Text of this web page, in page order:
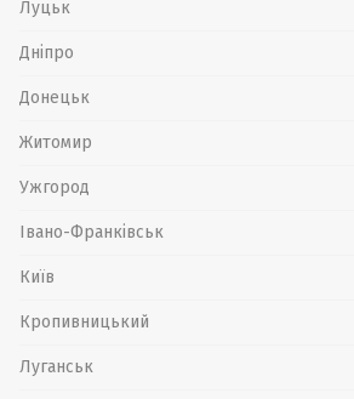
Луцьк
Дніпро
Донецьк
Житомир
Ужгород
Івано-Франківськ
Київ
Кропивницький
Луганськ